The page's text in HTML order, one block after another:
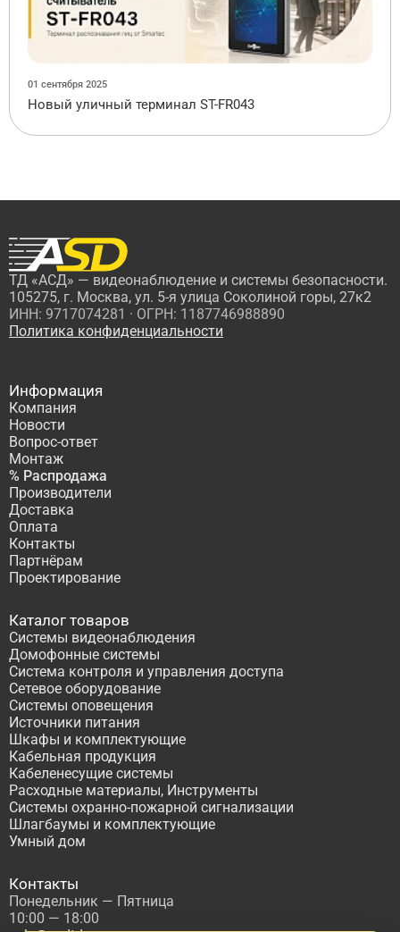
01 сентября 2025
Новый уличный терминал ST-FR043
ТД «АСД» — видеонаблюдение и системы безопасности.
105275, г. Москва, ул. 5-я улица Соколиной горы, 27к2
ИНН: 9717074281 · ОГРН: 1187746988890
Политика конфиденциальности
Информация
Компания
Новости
Вопрос-ответ
Монтаж
% Распродажа
Производители
Доставка
Оплата
Контакты
Партнёрам
Проектирование
Каталог товаров
Системы видеонаблюдения
Домофонные системы
Система контроля и управления доступа
Сетевое оборудование
Системы оповещения
Источники питания
Шкафы и комплектующие
Кабельная продукция
Кабеленесущие системы
Расходные материалы, Инструменты
Системы охранно-пожарной сигнализации
Шлагбаумы и комплектующие
Умный дом
Контакты
Понедельник — Пятница
10:00 — 18:00